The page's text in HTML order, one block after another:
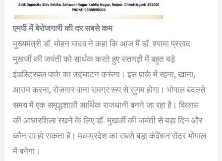
एमपी में बेरोजगारी की दर सबसे कम
मुख्यमंत्री डॉ. मोहन यादव ने कहा कि आज मैं डॉ. श्यामा प्रसाद
मुखर्जी की जयंती को सार्थक करते हुए सतगढ़ी में बहुत बड़े
इंडस्ट्रियल पार्क का उद्घाटन करूंगा। इस पार्क में रहना, खाना,
आराम करना, रोजगार पाना समग्र रूप से सुगम होगा। भोपाल बदलते
समय में एक समृद्धशाली आर्थिक राजधानी बनने जा रहा है। विकास
की आधारशिला रखने के लिए डॉ. मुखर्जी की जयंती से बड़ा दिन और
कौन सा हो सकता है। मध्यप्रदेश का सबसे बड़ा कंवेंशन सेंटर भोपाल
में बनेगा।